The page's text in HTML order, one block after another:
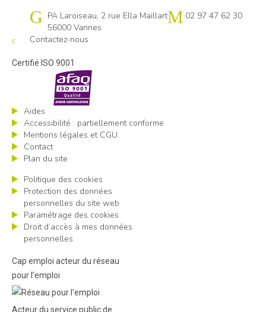
Cap emploi 56
PA Laroiseau, 2 rue Ella Maillart
56000 Vannes
02 97 47 62 30
Contactez-nous
Certifié ISO 9001
Aides
Accessibilité : partiellement conforme
Mentions légales et CGU
Contact
Plan du site
Politique des cookies
Protection des données
personnelles du site web
Paramétrage des cookies
Droit d’accès à mes données
personnelles
Cap emploi acteur du réseau
pour l’emploi
Acteur du service public de